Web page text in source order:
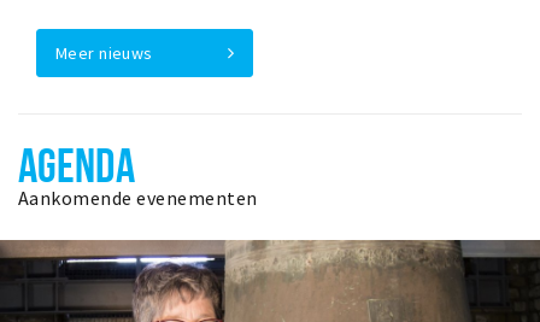
Meer nieuws
AGENDA
Aankomende evenementen